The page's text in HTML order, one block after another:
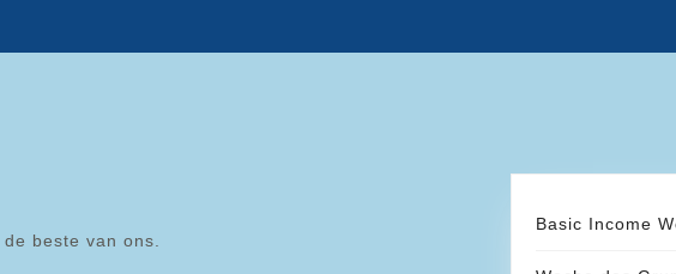
beste van ons.
Basic Income